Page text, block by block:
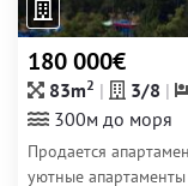
180 000€
83m2 3/8
300м до моря
Продается
уютные